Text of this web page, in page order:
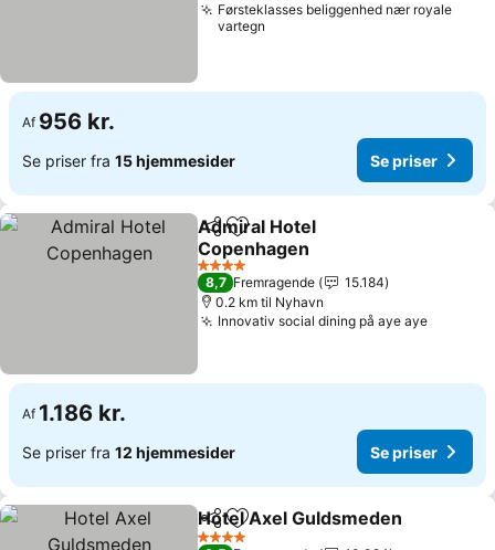
Førsteklasses beliggenhed nær royale
vartegn
Af 956 kr.
Se priser fra 15 hjemmesider Se priser
Del Føj til favoritter
Admiral Hotel
Copenhagen
4 Stjerner
8,7 Fremragende
15.184
0.2 km til Nyhavn
Innovativ social dining på aye aye
Af 1.186 kr.
Se priser fra 12 hjemmesider Se priser
Del Føj til favoritter
Hotel Axel Guldsmeden
4 Stjerner